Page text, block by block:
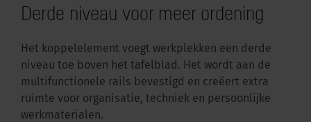
Derde niveau voor meer ordening
Het koppelelement voegt werkplekken een derde
niveau toe boven het tafelblad. Het wordt aan de
multifunctionele rails bevestigd en creëert extra
ruimte voor organisatie, techniek en persoonlijke
werkmaterialen.